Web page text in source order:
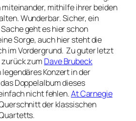
miteinander, mithilfe ihrer beiden
Wunderbar. Sicher, ein
geht es hier schon
Sorge, auch hier steht die
im Vordergrund. Zu guter letzt
zurück zum Dave Brubeck
legendäres Konzert in der
Doppelalbum dieses
nicht fehlen.At Carnegie
der klassischen